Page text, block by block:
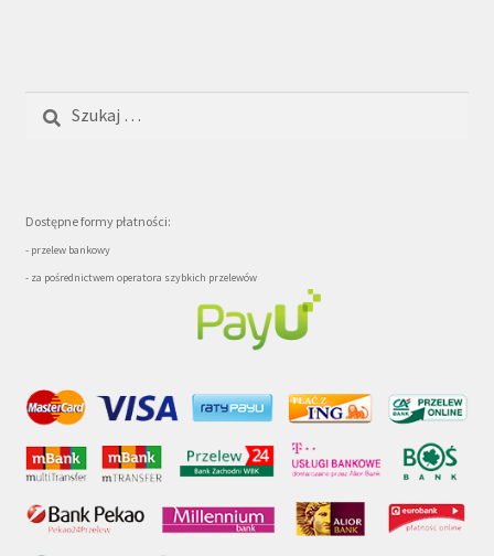
Dostępne formy płatności:
- przelew bankowy
- za pośrednictwem operatora szybkich przelewów